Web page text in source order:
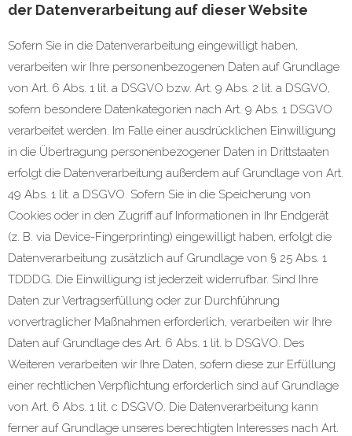
der Datenverarbeitung auf dieser Website
Sofern Sie in die Datenverarbeitung eingewilligt haben,
verarbeiten wir Ihre personenbezogenen Daten auf Grundlage
von Art. 6 Abs. 1 lit. a DSGVO bzw. Art. 9 Abs. 2 lit. a DSGVO,
sofern besondere Datenkategorien nach Art. 9 Abs. 1 DSGVO
verarbeitet werden. Im Falle einer ausdrücklichen Einwilligung
in die Übertragung personenbezogener Daten in Drittstaaten
erfolgt die Datenverarbeitung außerdem auf Grundlage von Art.
49 Abs. 1 lit. a DSGVO. Sofern Sie in die Speicherung von
Cookies oder in den Zugriff auf Informationen in Ihr Endgerät
(z. B. via Device-Fingerprinting) eingewilligt haben, erfolgt die
Datenverarbeitung zusätzlich auf Grundlage von § 25 Abs. 1
TDDDG. Die Einwilligung ist jederzeit widerrufbar. Sind Ihre
Daten zur Vertragserfüllung oder zur Durchführung
vorvertraglicher Maßnahmen erforderlich, verarbeiten wir Ihre
Daten auf Grundlage des Art. 6 Abs. 1 lit. b DSGVO. Des
Weiteren verarbeiten wir Ihre Daten, sofern diese zur Erfüllung
einer rechtlichen Verpflichtung erforderlich sind auf Grundlage
von Art. 6 Abs. 1 lit. c DSGVO. Die Datenverarbeitung kann
ferner auf Grundlage unseres berechtigten Interesses nach Art.